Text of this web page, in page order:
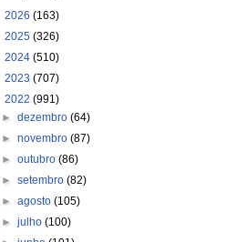
2026 (163)
2025 (326)
2024 (510)
2023 (707)
2022 (991)
►dezembro(64)
►novembro(87)
►outubro(86)
►setembro(82)
►agosto(105)
►julho(100)